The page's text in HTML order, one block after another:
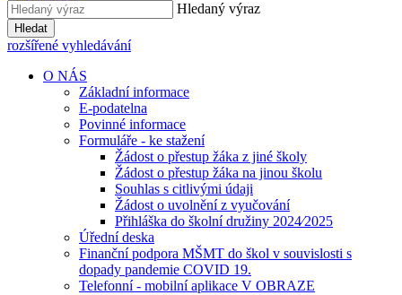
Hledaný výraz
Hledat
rozšířené vyhledávání
O NÁS
Základní informace
E-podatelna
Povinné informace
Formuláře - ke stažení
Žádost o přestup žáka z jiné školy
Žádost o přestup žáka na jinou školu
Souhlas s citlivými údaji
Žádost o uvolnění z vyučování
Přihláška do školní družiny 2024⁄2025
Úřední deska
Finanční podpora MŠMT do škol v souvislosti s
dopady pandemie COVID 19.
Telefonní - mobilní aplikace V OBRAZE